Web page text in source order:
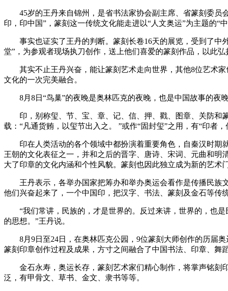
45岁的王丹来自锦州，是省书法家协会副主席、省篆刻委员
印，印中国”，篆刻这一传统文化能走进以“人文奥运”为主题的“
事实也证实了王丹的判断。篆刻长卷16天的展览，受到了中
堂”，为参观者现场执刀创作，送上他们喜爱的篆刻作品，以此弘
其实不止王丹兴奋，能让篆刻艺术走向世界，其他8位艺术家
文化的一次完美融合。
8月8日“鸟巢”的夜晚是奥林匹克的夜晚，也是中国故事的夜
印，别称玺、节、宝、章、记、信、押、戳、图章、关防和
载：“凡通货贿，以玺节出入之。 ”或作“固封玺”之用，有“印者
印在人类活动的各个领域中都扮演着重要角色，自秦汉时期
王朝的文化表征之一，并和之后的晋字、唐诗、宋词、元曲和
大了印章的文化内涵和个性风貌。篆刻也因此独立成为新的艺术门
王丹表示，各举办国家把筹办和举办奥运会看作是传播民族文
他们兴奋起来了，一个中国印，把汉字、书法、篆刻及金石等传
“我们常讲，民族的，才是世界的。反过来讲，世界的，也是
的思想。”王丹说。
8月9日至24日，在奥林匹克公园，9位篆刻大师创作的历届奥
篆刻印章创作过程及成果，方寸之间融合了中国书法、印章、舞
金石永寿，奥运长存，篆刻艺术家们精心制作，将掌声铭刻印
泛，有甲骨文、草书、金文、隶书等等。